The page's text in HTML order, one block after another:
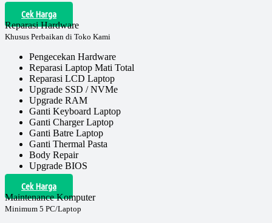
Cek Harga
Reparasi Hardware
Khusus Perbaikan di Toko Kami
Pengecekan Hardware
Reparasi Laptop Mati Total
Reparasi LCD Laptop
Upgrade SSD / NVMe
Upgrade RAM
Ganti Keyboard Laptop
Ganti Charger Laptop
Ganti Batre Laptop
Ganti Thermal Pasta
Body Repair
Upgrade BIOS
Cek Harga
Maintenance Komputer
Minimum 5 PC/Laptop